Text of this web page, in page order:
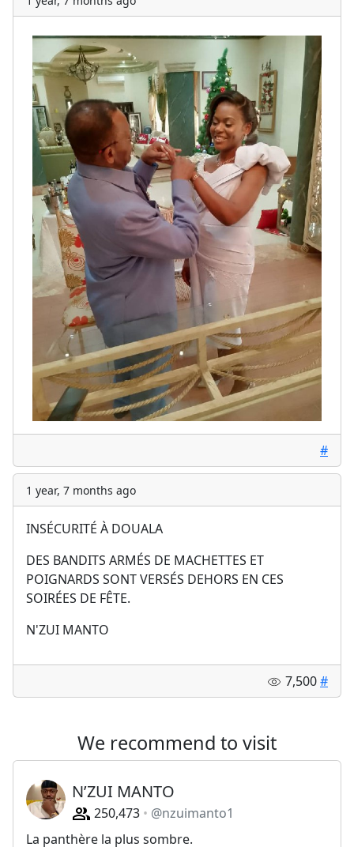
#
1 year, 7 months ago
INSÉCURITÉ À DOUALA
DES BANDITS ARMÉS DE MACHETTES ET
POIGNARDS SONT VERSÉS DEHORS EN CES
SOIRÉES DE FÊTE.
N'ZUI MANTO
7,500#
We recommend to visit
N’ZUI MANTO
250,473
@nzuimanto1
La panthère la plus sombre.